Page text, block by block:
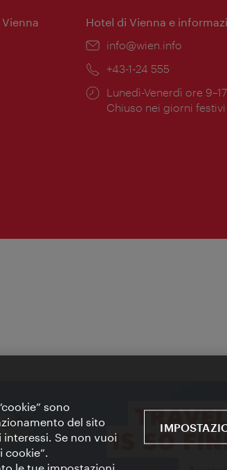
Hotel di Vienna e
Email:
info@wien.info
Telefono:
+43-1-24 555
Orari
di
Lunedì-Venerdì ore 9–17
Chiuso nei giorni festivi
sono
del sito
Se non vuoi
cookie”.